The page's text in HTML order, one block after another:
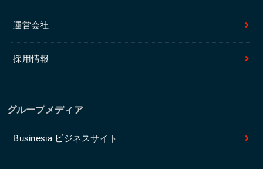
運営会社
採用情報
グループメディア
Businesia ビジネスサイト